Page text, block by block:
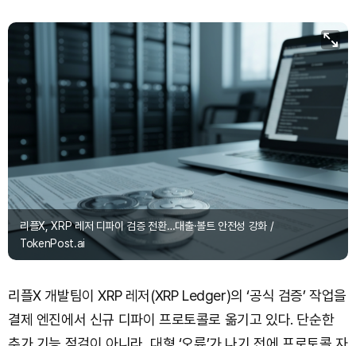
리플X, XRP 레저 디파이 검증 전환…대출·볼트 안전성 강화 /
TokenPost.ai
리플X 개발팀이 XRP 레저(XRP Ledger)의 ‘공식 검증’ 작업을
결제 엔진에서 신규 디파이 프로토콜로 옮기고 있다. 단순한